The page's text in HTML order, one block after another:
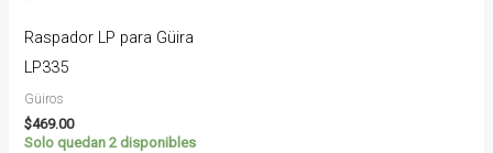
Raspador LP para Güira
LP335
Güiros
$469.00
Solo quedan 2 disponibles